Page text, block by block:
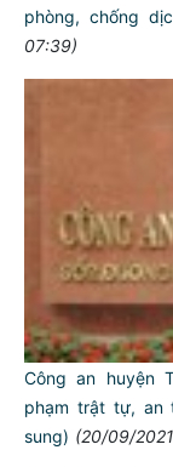
phòng, chống
07:39)
Công an huyện
phạm trật tự, an
sung) (20/09/